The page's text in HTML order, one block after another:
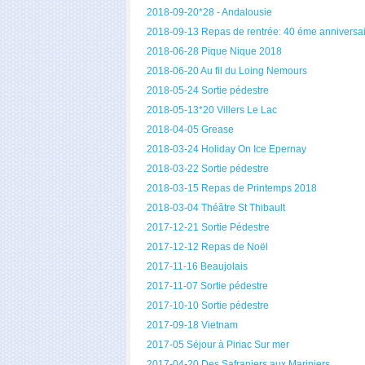
2018-09-20*28 - Andalousie
2018-09-13 Repas de rentrée: 40 éme
2018-06-28 Pique Nique 2018
2018-06-20 Au fil du Loing Nemours
2018-05-24 Sortie pédestre
2018-05-13*20 Villers Le Lac
2018-04-05 Grease
2018-03-24 Holiday On Ice Epernay
2018-03-22 Sortie pédestre
2018-03-15 Repas de Printemps 2018
2018-03-04 Théâtre St Thibault
2017-12-21 Sortie Pédestre
2017-12-12 Repas de Noël
2017-11-16 Beaujolais
2017-11-07 Sortie pédestre
2017-10-10 Sortie pédestre
2017-09-18 Vietnam
2017-05 Séjour à Piriac Sur mer